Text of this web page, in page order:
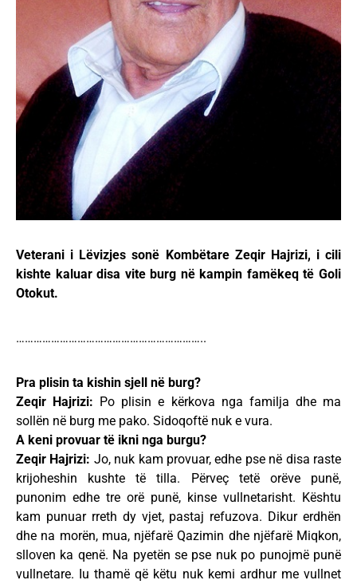
Veterani i Lëvizjes sonë Kombëtare Zeqir Hajrizi, i cili
kishte kaluar disa vite burg në kampin famëkeq të Goli
Otokut.
………………………………………………………..
Pra plisin ta kishin sjell në burg?
Zeqir Hajrizi: Po plisin e kërkova nga familja dhe ma
sollën në burg me pako. Sidoqoftë nuk e vura.
A keni provuar të ikni nga burgu?
Zeqir Hajrizi: Jo, nuk kam provuar, edhe pse në disa raste
krijoheshin kushte të tilla. Përveç tetë orëve punë,
punonim edhe tre orë punë, kinse vullnetarisht. Kështu
kam punuar rreth dy vjet, pastaj refuzova. Dikur erdhën
dhe na morën, mua, njëfarë Qazimin dhe njëfarë Miqkon,
slloven ka qenë. Na pyetën se pse nuk po punojmë punë
vullnetare. Iu thamë që këtu nuk kemi ardhur me vullnet